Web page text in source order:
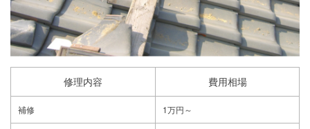
修理内容 費用相場
補修 1万円～